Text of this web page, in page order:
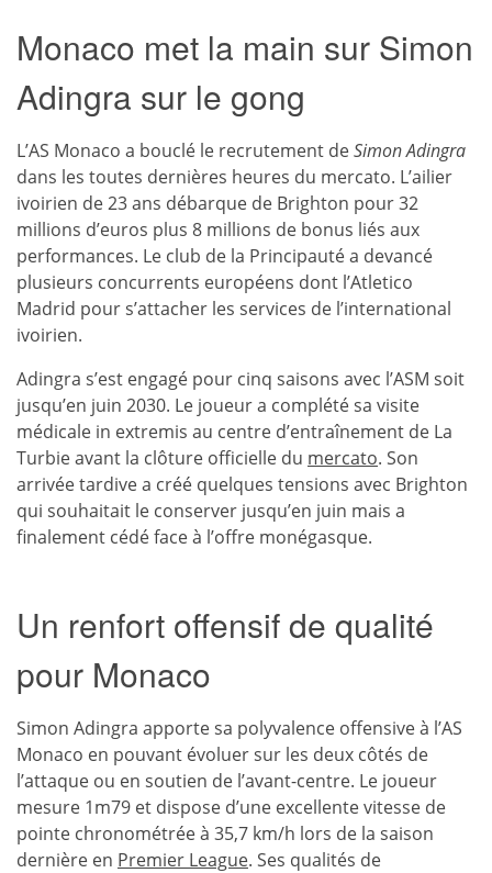
Monaco met la main sur Simon
Adingra sur le gong
L’AS Monaco a bouclé le recrutement deSimon Adingra
dans les toutes dernières heures du mercato. L’ailier
ivoirien de 23 ans débarque de Brighton pour 32
millions d’euros plus 8 millions de bonus liés aux
performances. Le club de la Principauté a devancé
plusieurs concurrents européens dont l’Atletico
Madrid pour s’attacher les services de l’international
ivoirien.
Adingra s’est engagé pour cinq saisons avec l’ASM soit
jusqu’en juin 2030. Le joueur a complété sa visite
médicale in extremis au centre d’entraînement de La
Turbie avant la clôture officielle du mercato. Son
arrivée tardive a créé quelques tensions avec Brighton
qui souhaitait le conserver jusqu’en juin mais a
finalement cédé face à l’offre monégasque.
Un renfort offensif de qualité
pour Monaco
Simon Adingra apporte sa polyvalence offensive à l’AS
Monaco en pouvant évoluer sur les deux côtés de
l’attaque ou en soutien de l’avant-centre. Le joueur
mesure 1m79 et dispose d’une excellente vitesse de
pointe chronométrée à 35,7 km/h lors de la saison
dernière en Premier League. Ses qualités de